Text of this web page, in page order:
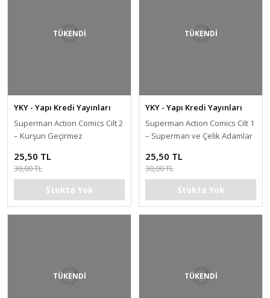
TÜKENDİ
YKY - Yapı Kredi Yayınları
Superman Action Comics Cilt 2
– Kurşun Geçirmez
25,50 TL
30,00 TL
Stokta Yok
TÜKENDİ
YKY - Yapı Kredi Yayınları
Superman Action Comics Cilt 1
– Superman ve Çelik Adamlar
25,50 TL
30,00 TL
Stokta Yok
TÜKENDİ TÜKENDİ